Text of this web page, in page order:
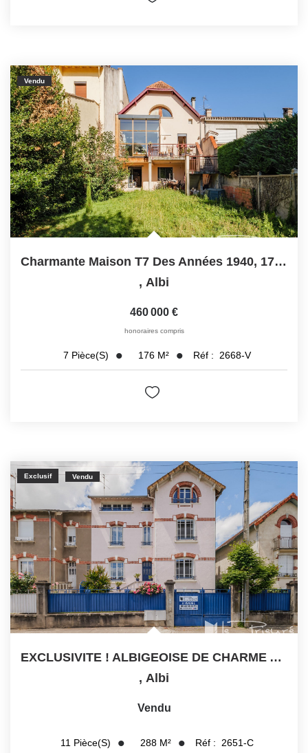
Vendu
Charmante Maison T7 Des Années 1940, 176 M², Au Coeur...
, Albi
460 000 €
honoraires compris
7 Pièce(s) 176 M² Réf : 2668-V
Exclusif Vendu
EXCLUSIVITE ! ALBIGEOISE DE CHARME AVEC GARAGE, GRAND...
, Albi
Vendu
11 Pièce(s) 288 M² Réf : 2651-C